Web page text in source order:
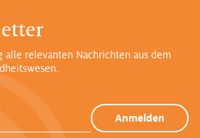
alle relevanten Nachrichten aus dem
Anmelden